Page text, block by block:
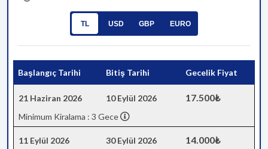
TL USD GBP EURO
Başlangıç Tarihi Bitiş Tarihi Gecelik Fiyat
21 Haziran 2026 10 Eylül 2026 17.500₺
Minimum Kiralama : 3 Gece
11 Eylül 2026 30 Eylül 2026 14.000₺